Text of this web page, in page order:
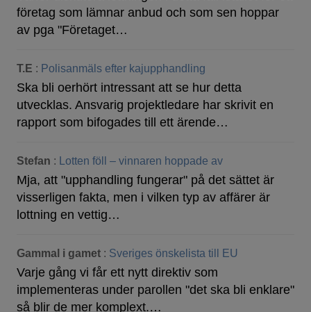
företag som lämnar anbud och som sen hoppar
av pga "Företaget…
T.E : Polisanmäls efter kajupphandling
Ska bli oerhört intressant att se hur detta
utvecklas. Ansvarig projektledare har skrivit en
rapport som bifogades till ett ärende…
Stefan : Lotten föll – vinnaren hoppade av
Mja, att "upphandling fungerar" på det sättet är
visserligen fakta, men i vilken typ av affärer är
lottning en vettig…
Gammal i gamet : Sveriges önskelista till EU
Varje gång vi får ett nytt direktiv som
implementeras under parollen "det ska bli enklare"
så blir de mer komplext.…